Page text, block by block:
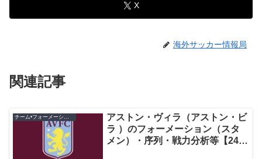
X
海外サッカー情報局
関連記事
チーム•フォーメーション紹介
アストン・ヴィラ（アストン・ビ
ラ ）のフォーメーション（スタ
メン）・序列・戦力分析等【24冬